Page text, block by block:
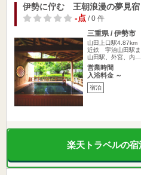
伊勢に佇む 王朝浪漫の夢見
-点/ 0 件
三重県 / 伊勢市
山田上口駅4.87km
近鉄 宇治山田駅ま
山田駅、外宮、内…
営業時間
入浴料金 ～
宿泊
楽天トラベルの